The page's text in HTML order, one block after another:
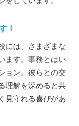
！
には、さまざまな
ます。事務とはい
ョン。彼らとの交
理解を深めると共
見守れる喜びがあ